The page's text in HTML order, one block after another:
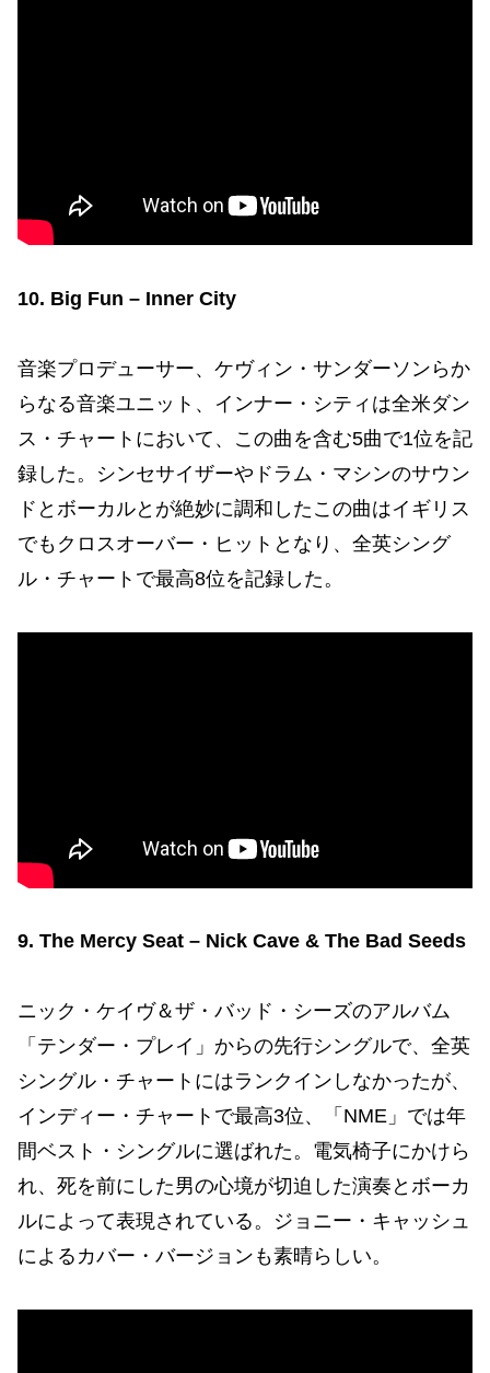
10. Big Fun – Inner City
音楽プロデューサー、ケヴィン・サンダーソンらか
らなる音楽ユニット、インナー・シティは全米ダン
ス・チャートにおいて、この曲を含む5曲で1位を記
録した。シンセサイザーやドラム・マシンのサウン
ドとボーカルとが絶妙に調和したこの曲はイギリス
でもクロスオーバー・ヒットとなり、全英シング
ル・チャートで最高8位を記録した。
9. The Mercy Seat – Nick Cave & The Bad Seeds
ニック・ケイヴ＆ザ・バッド・シーズのアルバム
「テンダー・プレイ」からの先行シングルで、全英
シングル・チャートにはランクインしなかったが、
インディー・チャートで最高3位、「NME」では年
間ベスト・シングルに選ばれた。電気椅子にかけら
れ、死を前にした男の心境が切迫した演奏とボーカ
ルによって表現されている。ジョニー・キャッシュ
によるカバー・バージョンも素晴らしい。